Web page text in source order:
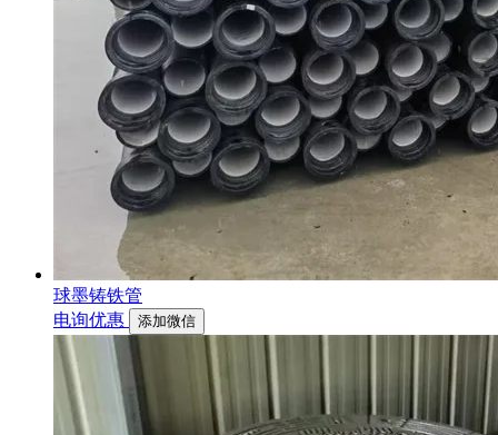
球墨铸铁管
电询优惠
添加微信